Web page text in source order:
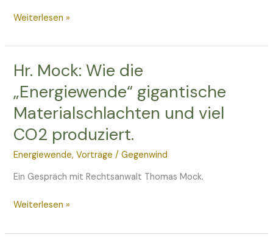
Weiterlesen »
Hr. Mock: Wie die
„Energiewende“ gigantische
Materialschlachten und viel
CO2 produziert.
Energiewende,Vorträge /Gegenwind
Ein Gespräch mit Rechtsanwalt Thomas Mock.
Hr.
Wie
die
gigantische
Materialschlachten
viel
Weiterlesen »